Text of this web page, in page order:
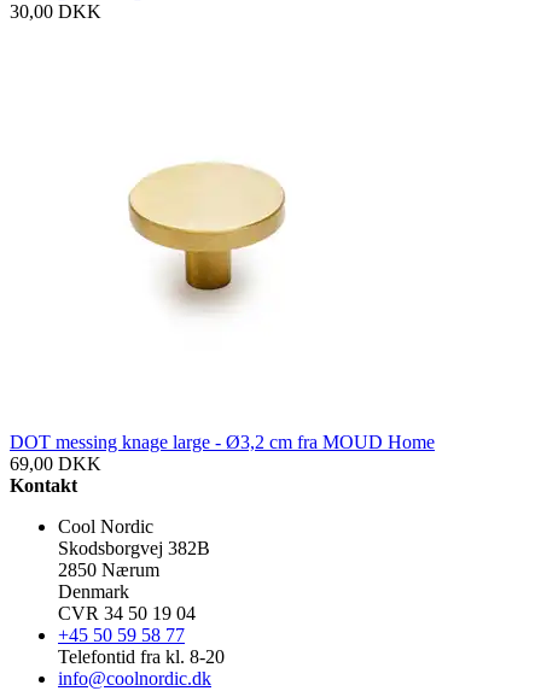
30,00 DKK
DOT messing knage large - Ø3,2 cm fra MOUD Home
69,00 DKK
Kontakt
Cool Nordic
Skodsborgvej 382B
2850 Nærum
Denmark
CVR 34 50 19 04
+45 50 59 58 77
Telefontid fra kl. 8-20
info@coolnordic.dk